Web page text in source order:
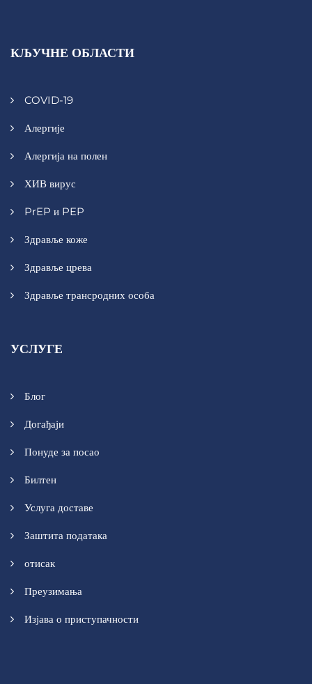
КЉУЧНЕ ОБЛАСТИ
COVID-19
Алергије
Алергија на полен
ХИВ вирус
PrEP и PEP
Здравље коже
Здравље црева
Здравље трансродних особа
УСЛУГЕ
Блог
Догађаји
Понуде за посао
Билтен
Услуга доставе
Заштита података
отисак
Преузимања
Изјава о приступачности